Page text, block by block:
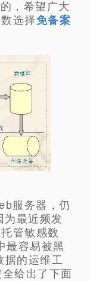
，希望广大
选择免备案
服务器，仍
为最近频发
管敏感数
最容易被黑
据的运维工
给出了下面